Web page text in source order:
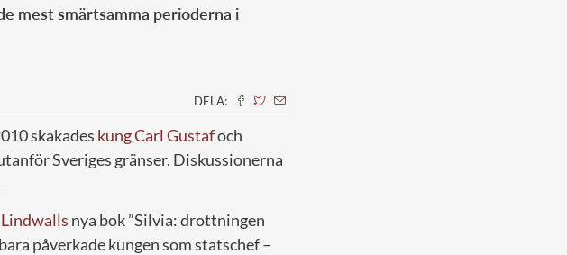
mest smärtsamma perioderna i
DELA:
skakades kung Carl Gustafoch
Sveriges gränser. Diskussionerna
nya bok ”Silvia: drottningen
påverkade kungen som statschef –